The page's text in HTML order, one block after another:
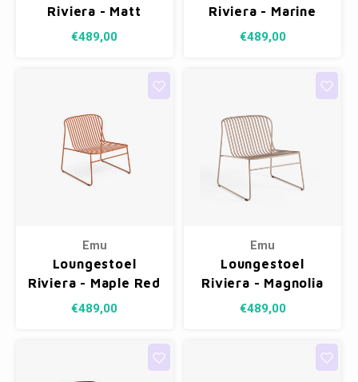
Riviera - Matt
White 23
€489,00
Riviera - Marine
Blue 16
€489,00
Emu
Loungestoel
Riviera - Maple Red
26
€489,00
Emu
Loungestoel
Riviera - Magnolia
Pink 33
€489,00